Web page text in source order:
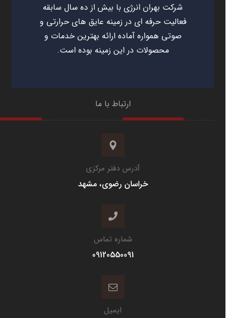
شرکت بهران انرژی با بیش از ده سال سابقه
فعالیت حرفه ای در زمینه عایق های حرارتی و
صوتی همواره آماده ارائه بهترین خدمات و
محصولات در این زمینه بوده است.
ارتباط با ما
آدرس دفتر مرکزی
خراسان رضوی، مشهد
شماره تماس
09120550091
ایمیل